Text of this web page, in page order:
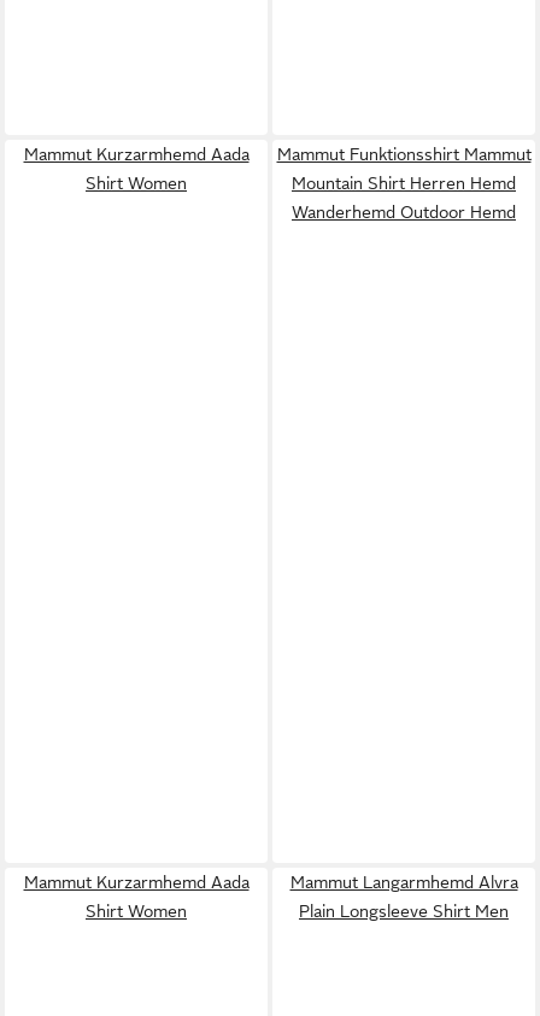
Mammut Kurzarmhemd Aada
Shirt Women
Mammut Funktionsshirt Mammut
Mountain Shirt Herren Hemd
Wanderhemd Outdoor Hemd
Mammut Kurzarmhemd Aada
Shirt Women
Mammut Langarmhemd Alvra
Plain Longsleeve Shirt Men